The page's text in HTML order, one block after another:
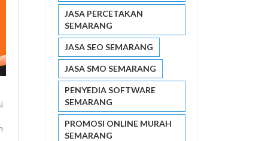
JASA PERCETAKAN
SEMARANG
JASA SEO SEMARANG
JASA SMO SEMARANG
PENYEDIA SOFTWARE
SEMARANG
PROMOSI ONLINE MURAH
SEMARANG